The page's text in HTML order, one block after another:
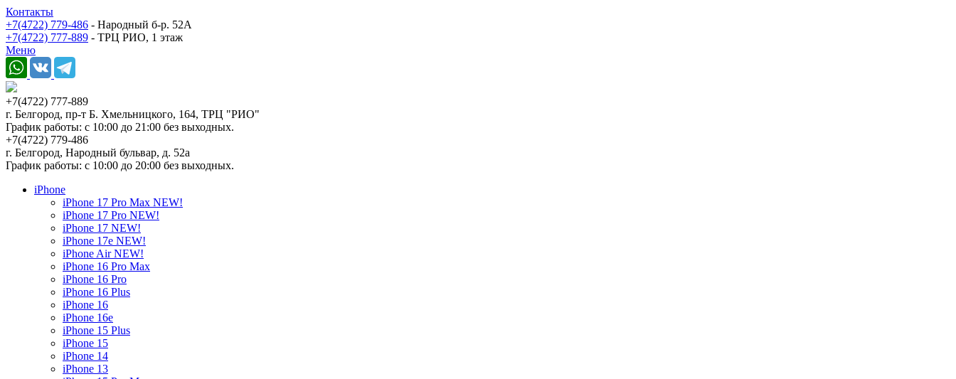
Контакты
+7(4722) 779-486 - Народный б-р. 52А
+7(4722) 777-889 - ТРЦ РИО, 1 этаж
Меню
+7(4722) 777-889
г. Белгород, пр-т Б. Хмельницкого, 164, ТРЦ "РИО"
График работы: с 10:00 до 21:00 без выходных.
+7(4722) 779-486
г. Белгород, Народный бульвар, д. 52а
График работы: с 10:00 до 20:00 без выходных.
iPhone
iPhone 17 Pro Max NEW!
iPhone 17 Pro NEW!
iPhone 17 NEW!
iPhone 17e NEW!
iPhone Air NEW!
iPhone 16 Pro Max
iPhone 16 Pro
iPhone 16 Plus
iPhone 16
iPhone 16e
iPhone 15 Plus
iPhone 15
iPhone 14
iPhone 13